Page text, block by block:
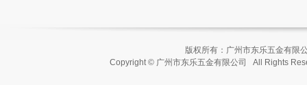
版权所有：广州市东乐五金有
Copyright © 广州市东乐五金有限公司 All Rights